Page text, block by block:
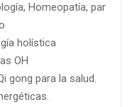
Homeopatía, par
holística
OH
gong para la salud.